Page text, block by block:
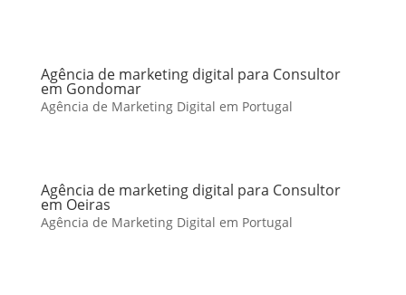
Agência de marketing digital para Consultor
em Gondomar
Agência de Marketing Digital em Portugal
Agência de marketing digital para Consultor
em Oeiras
Agência de Marketing Digital em Portugal